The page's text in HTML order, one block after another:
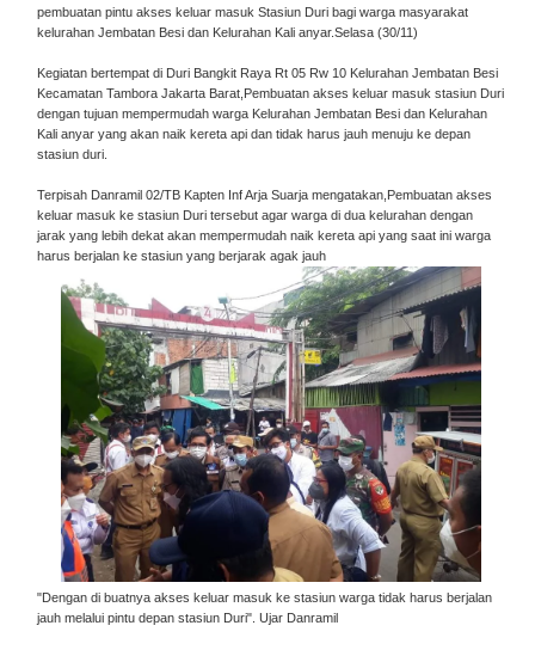
pembuatan pintu akses keluar masuk Stasiun Duri bagi warga masyarakat
kelurahan Jembatan Besi dan Kelurahan Kali anyar.Selasa (30/11)
Kegiatan bertempat di Duri Bangkit Raya Rt 05 Rw 10 Kelurahan Jembatan Besi
Kecamatan Tambora Jakarta Barat,Pembuatan akses keluar masuk stasiun Duri
dengan tujuan mempermudah warga Kelurahan Jembatan Besi dan Kelurahan
Kali anyar yang akan naik kereta api dan tidak harus jauh menuju ke depan
stasiun duri.
Terpisah Danramil 02/TB Kapten Inf Arja Suarja mengatakan,Pembuatan akses
keluar masuk ke stasiun Duri tersebut agar warga di dua kelurahan dengan
jarak yang lebih dekat akan mempermudah naik kereta api yang saat ini warga
harus berjalan ke stasiun yang berjarak agak jauh
"Dengan di buatnya akses keluar masuk ke stasiun warga tidak harus berjalan
jauh melalui pintu depan stasiun Duri". Ujar Danramil